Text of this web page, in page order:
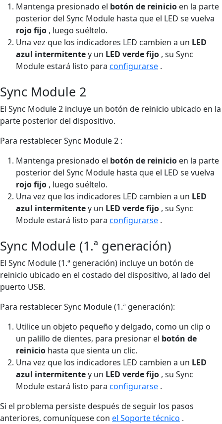
Mantenga presionado el botón de reinicio en la parte
posterior del Sync Module hasta que el LED se vuelva
rojo fijo , luego suéltelo.
Una vez que los indicadores LED cambien a un LED
azul intermitentey un LED verde fijo , su Sync
Module estará listo para configurarse .
Sync Module 2
El Sync Module 2 incluye un botón de reinicio ubicado en la
parte posterior del dispositivo.
Para restablecer Sync Module 2 :
Mantenga presionado el botón de reinicio en la parte
posterior del Sync Module hasta que el LED se vuelva
rojo fijo , luego suéltelo.
Una vez que los indicadores LED cambien a un LED
azul intermitentey un LED verde fijo , su Sync
Module estará listo para configurarse .
Sync Module (1.ª generación)
El Sync Module (1.ª generación) incluye un botón de
reinicio ubicado en el costado del dispositivo, al lado del
puerto USB.
Para restablecer Sync Module (1.ª generación):
Utilice un objeto pequeño y delgado, como un clip o
un palillo de dientes, para presionar el botón de
reinicio hasta que sienta un clic.
Una vez que los indicadores LED cambien a un LED
azul intermitentey un LED verde fijo , su Sync
Module estará listo para configurarse .
Si el problema persiste después de seguir los pasos
anteriores, comuníquese con el Soporte técnico .